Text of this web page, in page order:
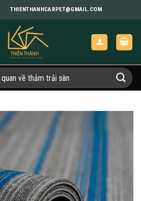
THIENTHANHCARPET@GMAIL.COM